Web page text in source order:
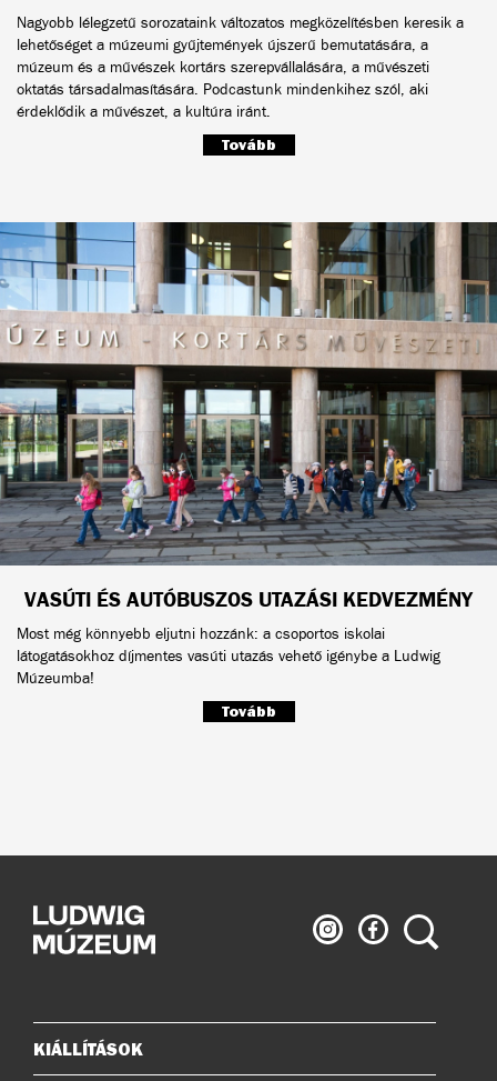
Nagyobb lélegzetű sorozataink változatos megközelítésben keresik a
lehetőséget a múzeumi gyűjtemények újszerű bemutatására, a
múzeum és a művészek kortárs szerepvállalására, a művészeti
oktatás társadalmasítására. Podcastunk mindenkihez szól, aki
érdeklődik a művészet, a kultúra iránt.
Tovább
VASÚTI ÉS AUTÓBUSZOS UTAZÁSI KEDVEZMÉNY
Most még könnyebb eljutni hozzánk: a csoportos iskolai
látogatásokhoz díjmentes vasúti utazás vehető igénybe a Ludwig
Múzeumba!
Tovább
Ludwig
Múzeum
Ludwig
Múzeum
Keresés
Oldaltérkép
KIÁLLÍTÁSOK